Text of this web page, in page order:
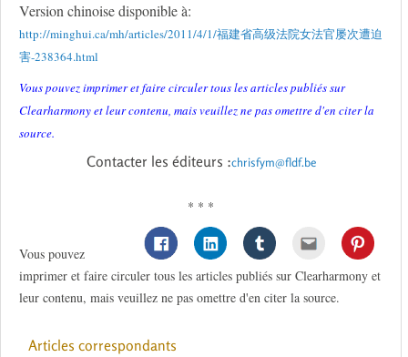
Version chinoise disponible à:
http://minghui.ca/mh/articles/2011/4/1/福建省高级法院女法官屡次遭迫
害-238364.html
Vous pouvez imprimer et faire circuler tous les articles publiés sur
Clearharmony et leur contenu, mais veuillez ne pas omettre d'en citer la
source.
Contacter les éditeurs :chrisfym@fldf.be
* * *
Vous pouvez
imprimer et faire circuler tous les articles publiés sur Clearharmony et
leur contenu, mais veuillez ne pas omettre d'en citer la source.
Articles correspondants